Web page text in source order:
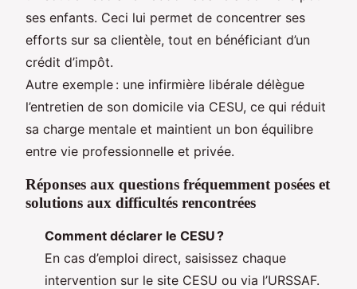
ses enfants. Ceci lui permet de concentrer ses
efforts sur sa clientèle, tout en bénéficiant d’un
crédit d’impôt.
Autre exemple : une infirmière libérale délègue
l’entretien de son domicile via CESU, ce qui réduit
sa charge mentale et maintient un bon équilibre
entre vie professionnelle et privée.
Réponses aux questions fréquemment posées et
solutions aux difficultés rencontrées
Comment déclarer le CESU ?
En cas d’emploi direct, saisissez chaque
intervention sur le site CESU ou via l’URSSAF.